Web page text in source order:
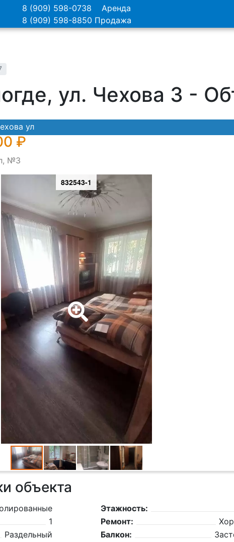
8 (909) 598-0738 Аренда
8 (909) 598-8850 Продажа
ул. Чехова 3 -
ул
₽
№3
832543-1
объекта
1
Раздельный
Этажность:
Ремонт:
Балкон: